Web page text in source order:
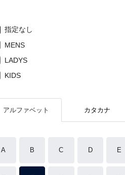
指定なし
MENS
LADYS
KIDS
アルファベット カタカナ
A B C D E